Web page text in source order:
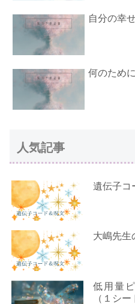
自分の幸
何のため
人気記事
遺伝子コ
大嶋先生
低用量
（１シー